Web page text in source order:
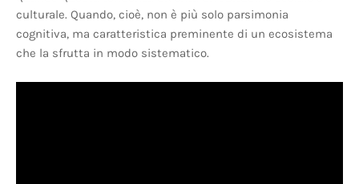
culturale. Quando, cioè, non è più solo parsimonia
cognitiva, ma caratteristica preminente di un ecosistema
che la sfrutta in modo sistematico.